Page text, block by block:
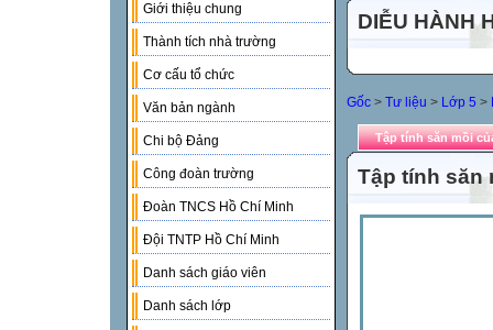
Giới thiệu chung
Thành tích nhà trường
Cơ cấu tổ chức
Văn bản ngành
Chi bộ Đảng
Công đoàn trường
Đoàn TNCS Hồ Chí Minh
Đội TNTP Hồ Chí Minh
Danh sách giáo viên
Danh sách lớp
DIỄU HÀNH
Gốc > Tư liệu > Lớp 5 >
Tập tính săn mồi
Tập tính săn